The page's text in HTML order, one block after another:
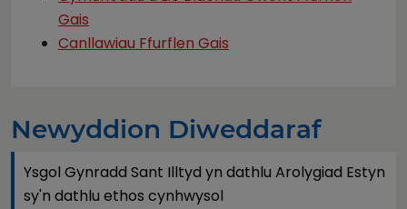
Gais
Canllawiau Ffurflen Gais
Newyddion Diweddaraf
Ysgol Gynradd Sant Illtyd yn dathlu Arolygiad Estyn
sy'n dathlu ethos cynhwysol